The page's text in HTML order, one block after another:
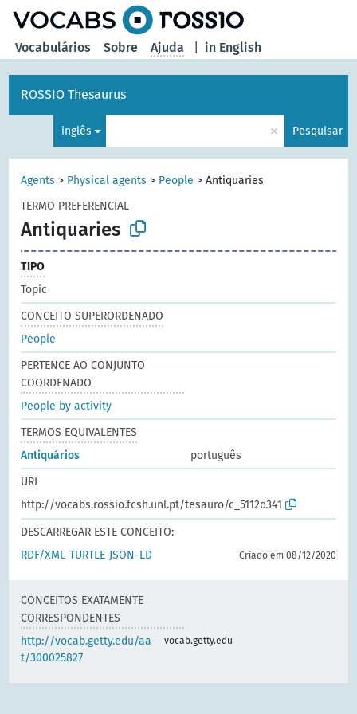
in English
Vocabulários Sobre Ajuda
ROSSIO Thesaurus
inglês × Pesquisar
Agents > Physical agents > People >Antiquaries
TERMO PREFERENCIAL
Antiquaries
TIPO
Topic
CONCEITO SUPERORDENADO
People
PERTENCE AO CONJUNTO
COORDENADO
People by activity
TERMOS EQUIVALENTES
Antiquários
português
URI
http://vocabs.rossio.fcsh.unl.pt/tesauro/c_5112d341
DESCARREGAR ESTE CONCEITO:
RDF/XML TURTLE JSON-LD Criado em 08/12/2020
CONCEITOS EXATAMENTE
CORRESPONDENTES
http://vocab.getty.edu/aa
t/300025827
vocab.getty.edu